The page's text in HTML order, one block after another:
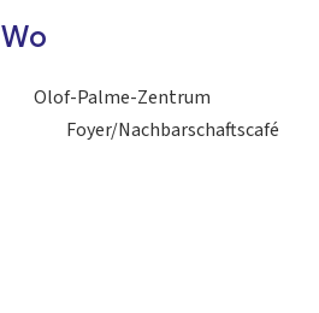
Wo
Olof-Palme-Zentrum
Foyer/Nachbarschaftscafé